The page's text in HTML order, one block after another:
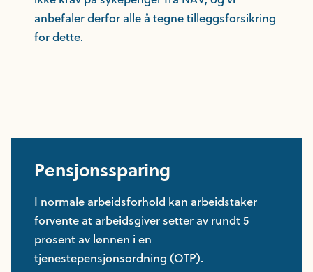
anbefaler derfor alle å tegne tilleggsforsikring
for dette.
Pensjonssparing
I normale arbeidsforhold kan arbeidstaker
forvente at arbeidsgiver setter av rundt 5
prosent av lønnen i en
tjenestepensjonsordning (OTP).